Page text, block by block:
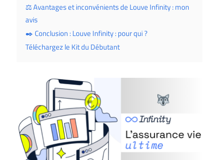
⚖️ Avantages et inconvénients de Louve Infinity : mon
avis
✒️ Conclusion : Louve Infinity : pour qui ?
Téléchargez le Kit du Débutant